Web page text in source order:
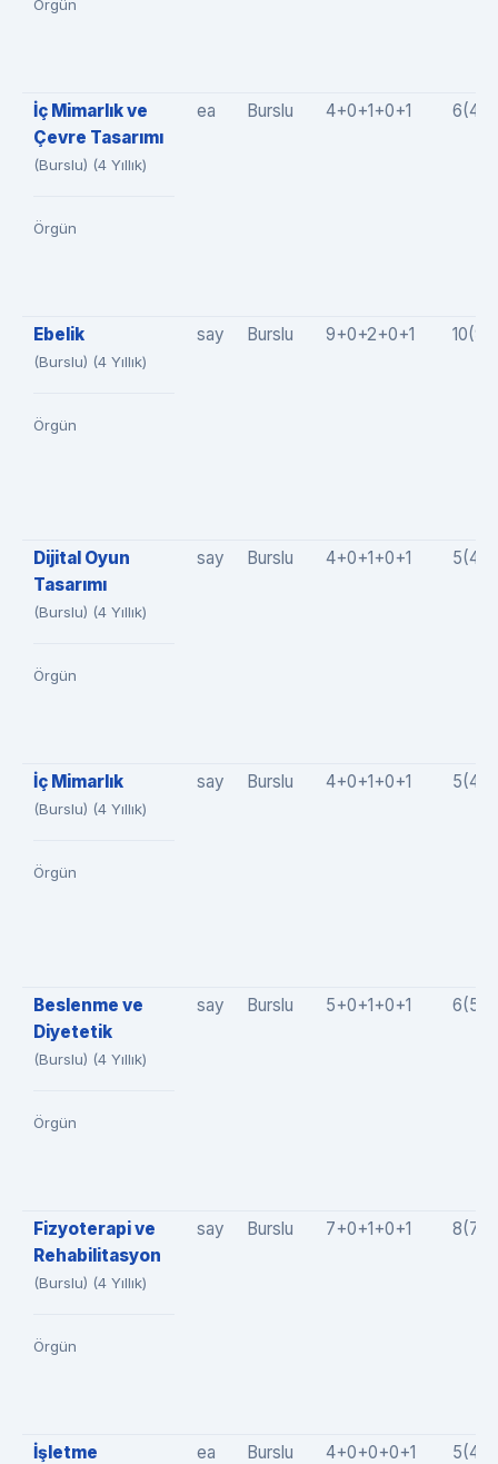
Örgün
İç Mimarlık ve
Çevre Tasarımı
(Burslu) (4 Yıllık)
Örgün
ea Burslu 4+0+1+0+1
Ebelik
(Burslu) (4 Yıllık)
Örgün
say Burslu 9+0+2+0+1
Dijital Oyun
Tasarımı
(Burslu) (4 Yıllık)
Örgün
say Burslu 4+0+1+0+1
İç Mimarlık
(Burslu) (4 Yıllık)
Örgün
say Burslu 4+0+1+0+1
Beslenme ve
Diyetetik
(Burslu) (4 Yıllık)
Örgün
say Burslu 5+0+1+0+1
Fizyoterapi ve
Rehabilitasyon
(Burslu) (4 Yıllık)
Örgün
say Burslu 7+0+1+0+1
İşletme ea Burslu 4+0+0+0+1